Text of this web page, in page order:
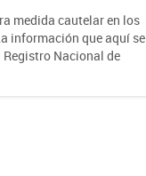
medida cautelar en los
información que aquí se
Nacional de